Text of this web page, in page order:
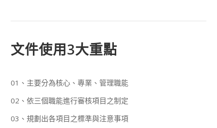
文件使用3大重點
01、主要分為核心、專業、管理職能
02、依三個職能進行審核項目之制定
03、規劃出各項目之標準與注意事項